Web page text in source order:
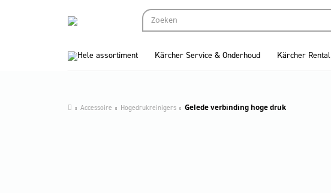
Hele assortiment Kärcher Service & Onderhoud Kärcher Rental
Accessoire Hogedrukreinigers Gelede verbinding hoge druk